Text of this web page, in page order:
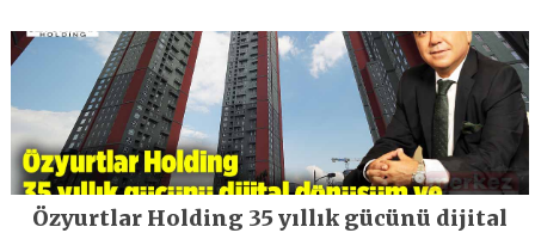
Özyurtlar Holding 35 yıllık gücünü dijital